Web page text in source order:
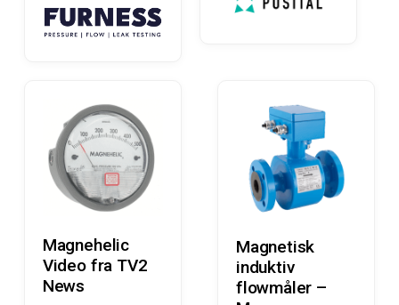
Læs Mere
Magnehelic
Video fra TV2
News
Læs Mere
Magnetisk
induktiv
flowmåler –